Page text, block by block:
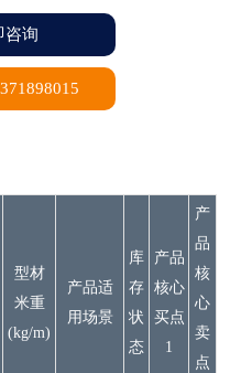
咨询
型材
米重
(kg/m)
产品适
用场景
库
存
状
态
产品
核心
买点
1
产
品
核
心
卖
点